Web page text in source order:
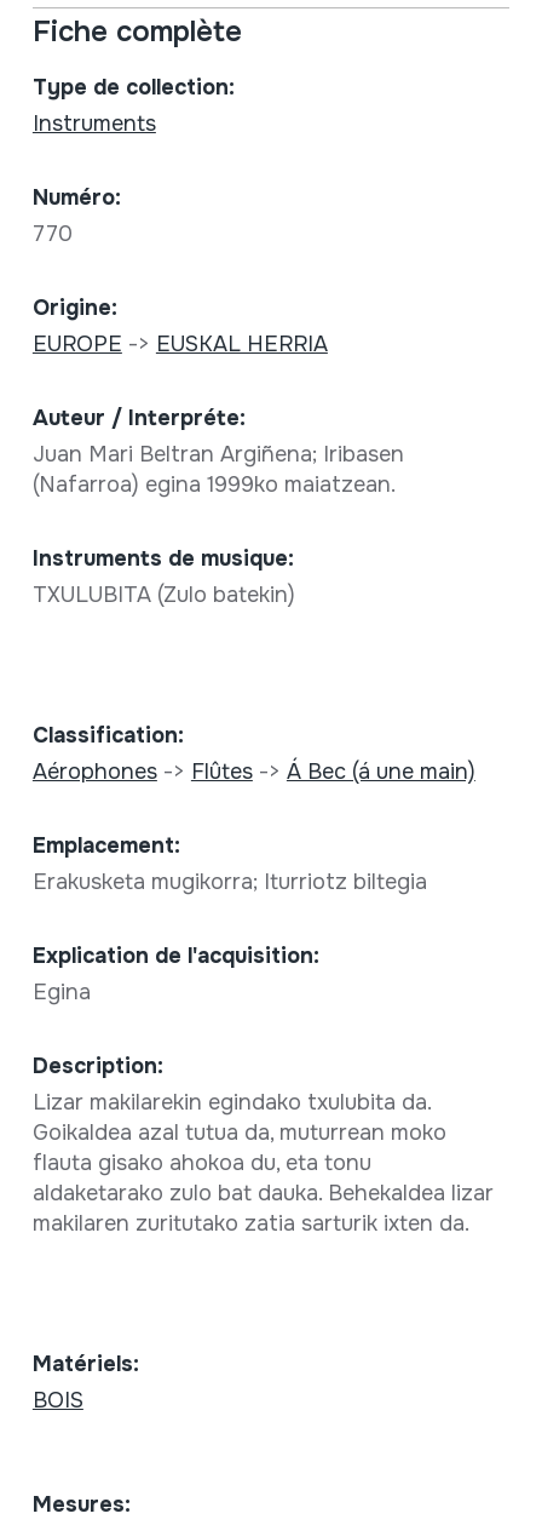
Fiche complète
Type de collection:
Instruments
Numéro:
770
Origine:
EUROPE -> EUSKAL HERRIA
Auteur / Interpréte:
Juan Mari Beltran Argiñena; Iribasen
(Nafarroa) egina 1999ko maiatzean.
Instruments de musique:
TXULUBITA (Zulo batekin)
Classification:
Aérophones-> Flûtes-> Á Bec (á une main)
Emplacement:
Erakusketa mugikorra; Iturriotz biltegia
Explication de l'acquisition:
Egina
Description:
Lizar makilarekin egindako txulubita da.
Goikaldea azal tutua da, muturrean moko
flauta gisako ahokoa du, eta tonu
aldaketarako zulo bat dauka. Behekaldea lizar
makilaren zuritutako zatia sarturik ixten da.
Matériels:
BOIS
Mesures: